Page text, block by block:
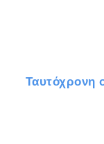
Ταυτόχρονη